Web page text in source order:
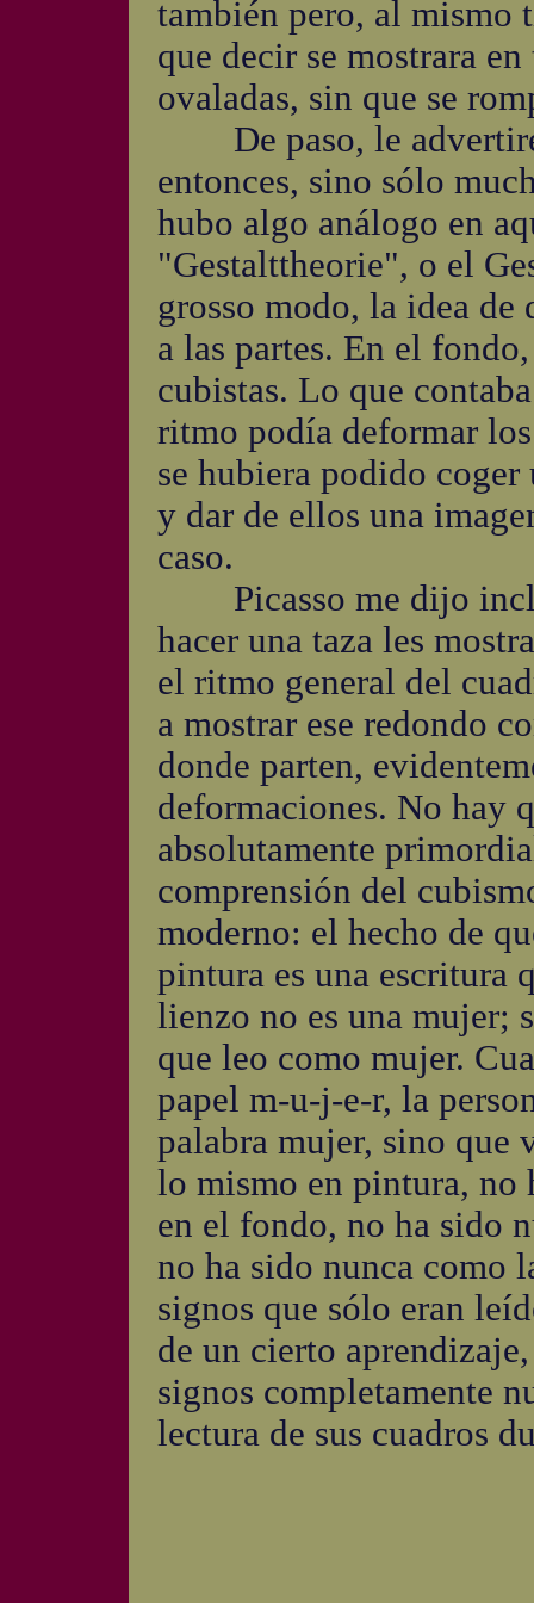
también pero, al mismo
que decir se mostrara
ovaladas, sin que se
De paso, le advertiré
entonces, sino sólo
hubo algo análogo en
"Gestalttheorie", o el
grosso modo, la idea de
a las partes. En el
cubistas. Lo que
ritmo podía deformar
se hubiera podido
y dar de ellos una
caso.
Picasso me dijo
hacer una taza les
el ritmo general del
a mostrar ese redondo
donde parten,
deformaciones. No hay
absolutamente
comprensión del
moderno: el hecho de
pintura es una escritura
lienzo no es una mujer;
que leo como mujer.
papel m-u-j-e-r, la
palabra mujer, sino que
lo mismo en pintura, no
en el fondo, no ha sido
no ha sido nunca como
signos que sólo eran
de un cierto
signos completamente
lectura de sus cuadros